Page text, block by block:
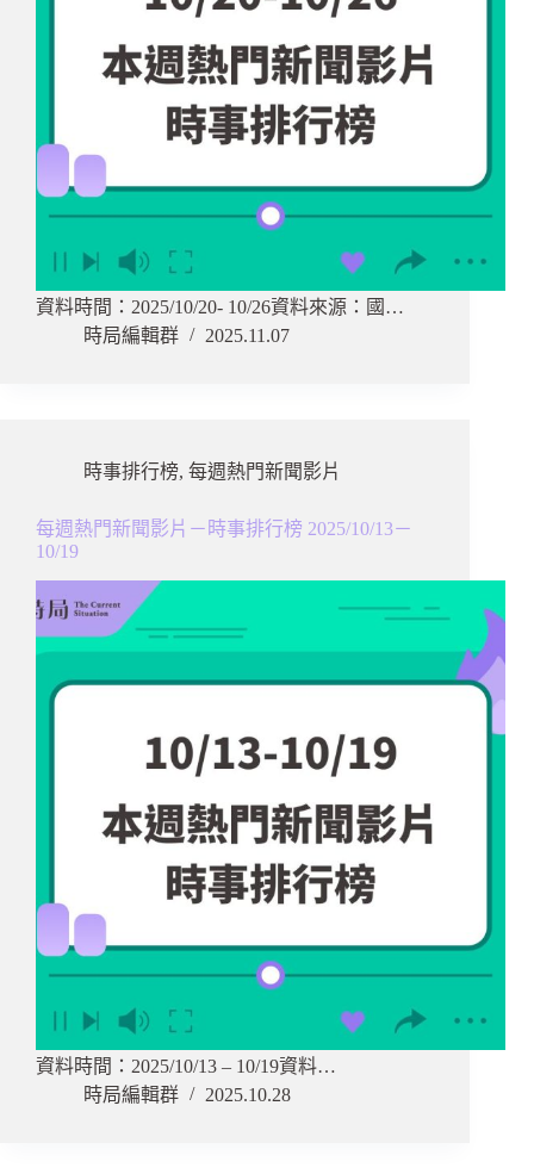
資料時間：2025/10/20- 10/26資料來源：國…
時局編輯群
2025.11.07
時事排行榜, 每週熱門新聞影片
每週熱門新聞影片－時事排行榜 2025/10/13－
10/19
資料時間：2025/10/13 – 10/19資料…
時局編輯群
2025.10.28